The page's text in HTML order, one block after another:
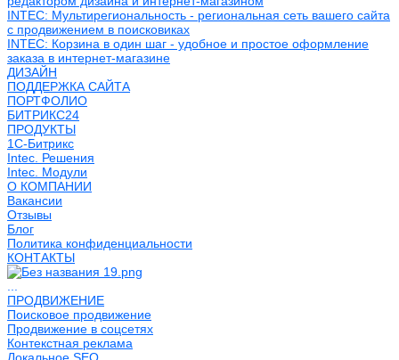
INTEC: Мультирегиональность - региональная сеть вашего сайта
с продвижением в поисковиках
INTEC: Корзина в один шаг - удобное и простое оформление
заказа в интернет-магазине
ДИЗАЙН
ПОДДЕРЖКА САЙТА
ПОРТФОЛИО
БИТРИКС24
ПРОДУКТЫ
1С-Битрикс
Intec. Решения
Intec. Модули
О КОМПАНИИ
Вакансии
Отзывы
Блог
Политика конфиденциальности
КОНТАКТЫ
ПРОДВИЖЕНИЕ
Поисковое продвижение
Продвижение в соцсетях
Контекстная реклама